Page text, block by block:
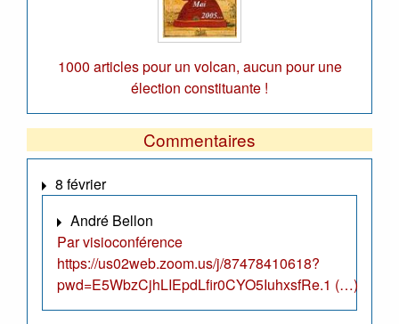
1000 articles pour un volcan, aucun pour une
élection constituante !
Commentaires
8 février
André Bellon
Par visioconférence
https://us02web.zoom.us/j/87478410618?
pwd=E5WbzCjhLIEpdLfir0CYO5IuhxsfRe.1 (…)